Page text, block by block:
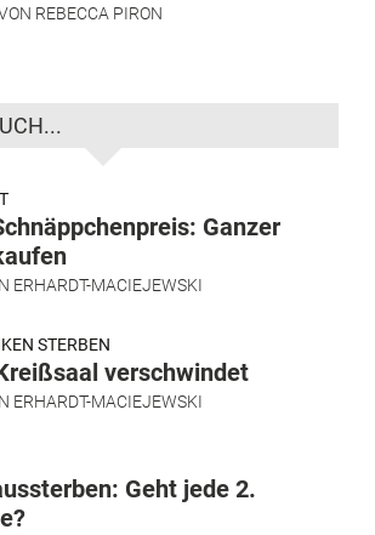
REBECCA PIRON
Ganzer
ERHARDT-MACIEJEWSKI
STERBEN
verschwindet
ERHARDT-MACIEJEWSKI
Geht jede 2.